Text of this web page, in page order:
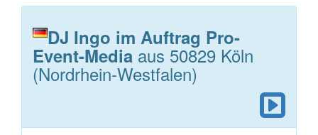
DJ Ingo im Auftrag Pro-
Event-Media aus 50829 Köln
(Nordrhein-Westfalen)